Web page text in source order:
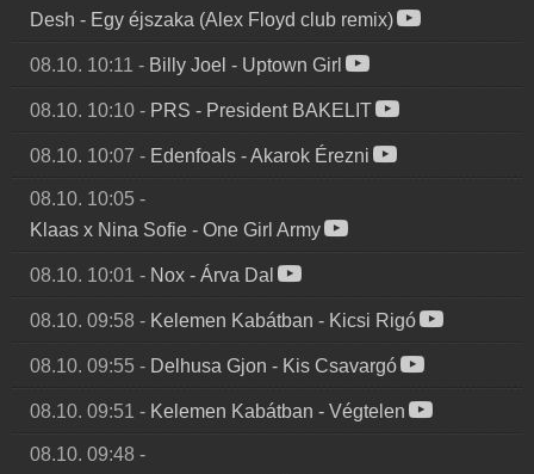
Desh - Egy éjszaka (Alex Floyd club remix)
08.10. 10:11 - Billy Joel - Uptown Girl
08.10. 10:10 - PRS - President BAKELIT
08.10. 10:07 - Edenfoals -Akarok Érezni
08.10. 10:05 -
Klaas x Nina Sofie - One Girl Army
08.10. 10:01 - Nox - Árva Dal
08.10. 09:58 - Kelemen Kabátban - Kicsi Rigó
08.10. 09:55 - Delhusa Gjon - Kis Csavargó
08.10. 09:51 - Kelemen Kabátban - Végtelen
08.10. 09:48 -